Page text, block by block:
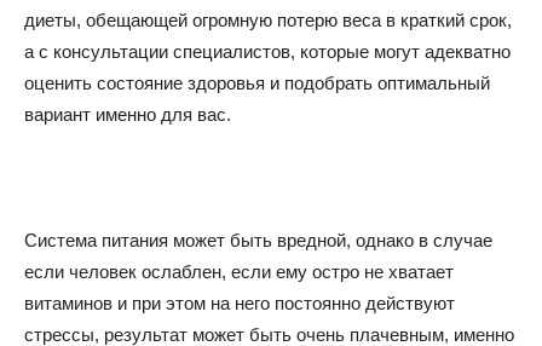
диеты, обещающей огромную потерю веса в краткий срок,
а с консультации специалистов, которые могут адекватно
оценить состояние здоровья и подобрать оптимальный
вариант именно для вас.
Система питания может быть вредной, однако в случае
если человек ослаблен, если ему остро не хватает
витаминов и при этом на него постоянно действуют
стрессы, результат может быть очень плачевным, именно